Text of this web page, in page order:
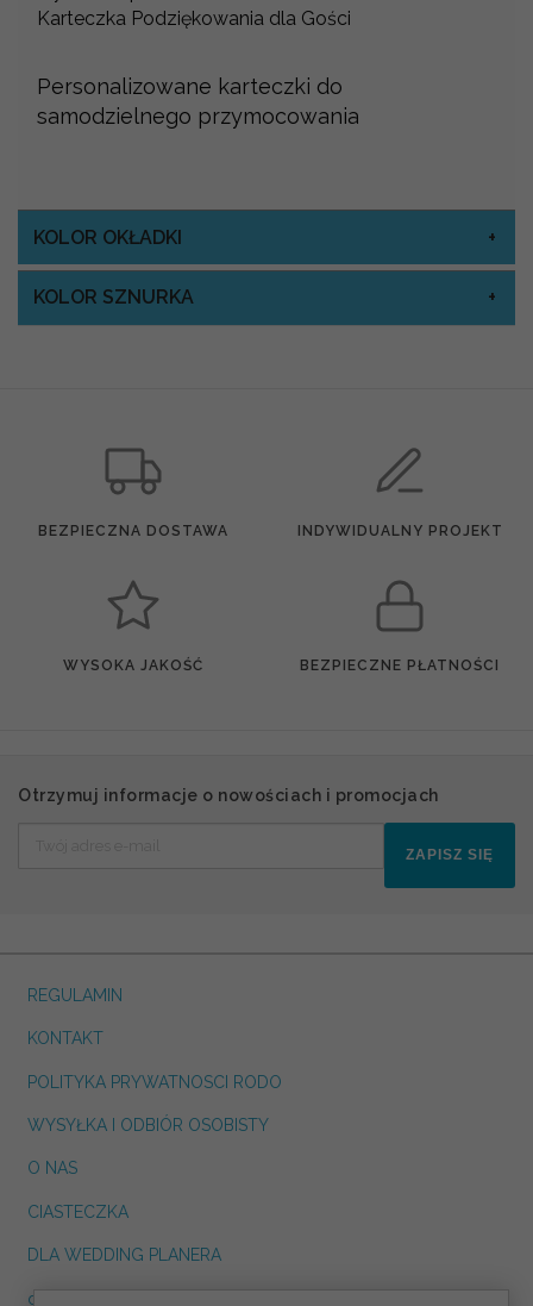
Karteczka Podziękowania dla Gości
Personalizowane karteczki do
samodzielnego przymocowania
KOLOR OKŁADKI
KOLOR SZNURKA
BEZPIECZNA DOSTAWA INDYWIDUALNY PROJEKT
WYSOKA JAKOŚĆ BEZPIECZNE PŁATNOŚCI
Otrzymuj informacje o nowościach i promocjach
ZAPISZ SIĘ
REGULAMIN
KONTAKT
POLITYKA PRYWATNOSCI RODO
WYSYŁKA I ODBIÓR OSOBISTY
O NAS
CIASTECZKA
DLA WEDDING PLANERA
dreskot.com